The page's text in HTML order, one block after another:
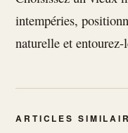
intempéries,
naturelle et